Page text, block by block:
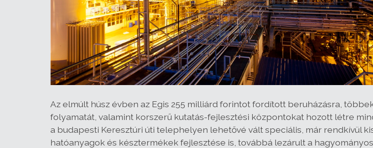
Az elmúlt húsz évben az Egis 255 milliárd forintot fordított beruházásra,
folyamatát, valamint korszerű kutatás-fejlesztési központokat hozott létre
a budapesti Keresztúri úti telephelyen lehetővé vált speciális, már rendkívül
hatóanyagok és késztermékek fejlesztése is, továbbá lezárult a